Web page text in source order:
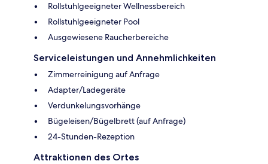
Rollstuhlgeeigneter Wellnessbereich
Rollstuhlgeeigneter Pool
Ausgewiesene Raucherbereiche
Serviceleistungen und Annehmlichkeiten
Zimmerreinigung auf Anfrage
Adapter/Ladegeräte
Verdunkelungsvorhänge
Bügeleisen/Bügelbrett (auf Anfrage)
24-Stunden-Rezeption
Attraktionen des Ortes